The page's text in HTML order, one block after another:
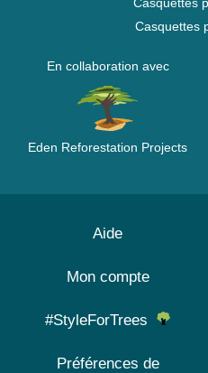
Casquettes
En collaboration avec
Eden Reforestation Projects
Aide
Mon compte
#StyleForTrees
Préférences de